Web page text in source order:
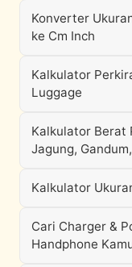
Konverter
ke Cm Inch
Kalkulator
Luggage
Kalkulator Berat
Jagung,
Kalkulator
Cari Charger &
Handphone